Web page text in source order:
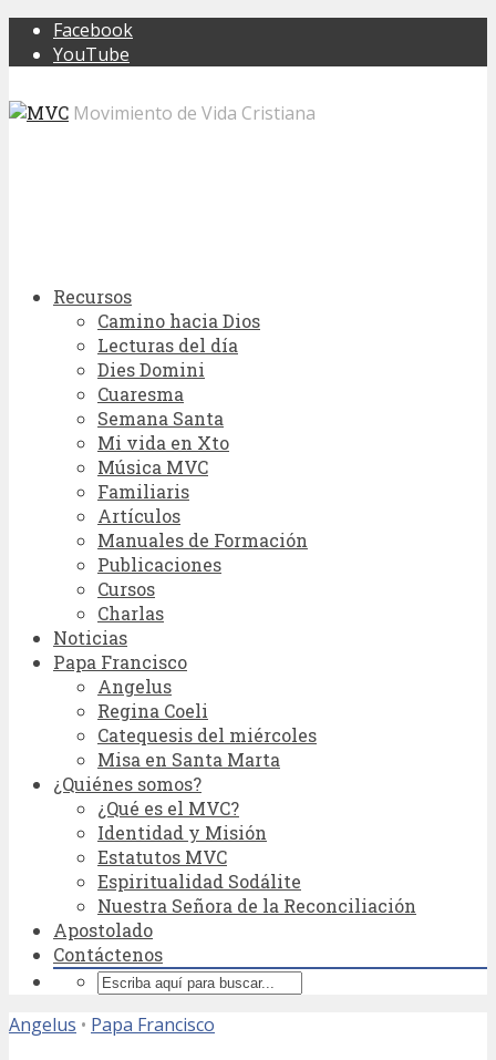
Facebook
YouTube
Movimiento de Vida Cristiana
Recursos
Camino hacia Dios
Lecturas del día
Dies Domini
Cuaresma
Semana Santa
Mi vida en Xto
Música MVC
Familiaris
Artículos
Manuales de Formación
Publicaciones
Cursos
Charlas
Noticias
Papa Francisco
Angelus
Regina Coeli
Catequesis del miércoles
Misa en Santa Marta
¿Quiénes somos?
¿Qué es el MVC?
Identidad y Misión
Estatutos MVC
Espiritualidad Sodálite
Nuestra Señora de la Reconciliación
Apostolado
Contáctenos
Angelus • Papa Francisco